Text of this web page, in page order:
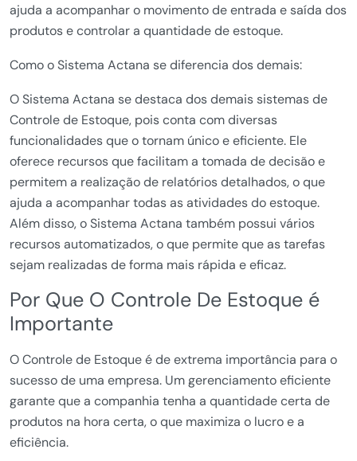
ajuda a acompanhar o movimento de entrada e saída dos
produtos e controlar a quantidade de estoque.
Como o Sistema Actana se diferencia dos demais:
O Sistema Actana se destaca dos demais sistemas de
Controle de Estoque, pois conta com diversas
funcionalidades que o tornam único e eficiente. Ele
oferece recursos que facilitam a tomada de decisão e
permitem a realização de relatórios detalhados, o que
ajuda a acompanhar todas as atividades do estoque.
Além disso, o Sistema Actana também possui vários
recursos automatizados, o que permite que as tarefas
sejam realizadas de forma mais rápida e eficaz.
Por Que O Controle De Estoque é
Importante
O Controle de Estoque é de extrema importância para o
sucesso de uma empresa. Um gerenciamento eficiente
garante que a companhia tenha a quantidade certa de
produtos na hora certa, o que maximiza o lucro e a
eficiência.